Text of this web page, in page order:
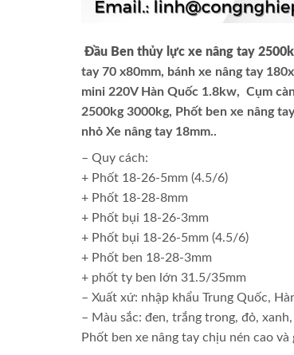
Đầu Ben thủy lực xe nâng tay
tay 70 x80mm, bánh xe nâng tay
mini 220V Hàn Quốc 1.8kw, Cụm
2500kg 3000kg, Phốt ben xe nâng
nhỏ Xe nâng tay 18mm..
– Quy cách:
+ Phốt 18-26-5mm (4.5/6)
+ Phốt 18-28-8mm
+ Phốt bụi 18-26-3mm
+ Phốt bụi 18-26-5mm (4.5/6)
+ Phốt ben 18-28-3mm
+ phốt ty ben lớn 31.5/35mm
– Xuất xứ: nhập khẩu Trung Quốc,
– Màu sắc: đen, trắng trong, đỏ,
Phốt ben xe nâng tay chịu nén cao